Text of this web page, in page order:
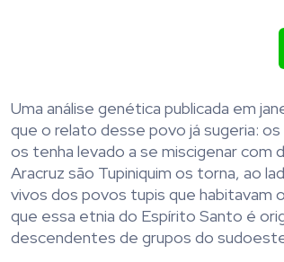
Uma análise genética publicada em
que o relato desse povo já sugeria:
os tenha levado a se miscigenar com
Aracruz são Tupiniquim os torna, ao
vivos dos povos tupis que habitavam
que essa etnia do Espírito Santo é
descendentes de grupos do